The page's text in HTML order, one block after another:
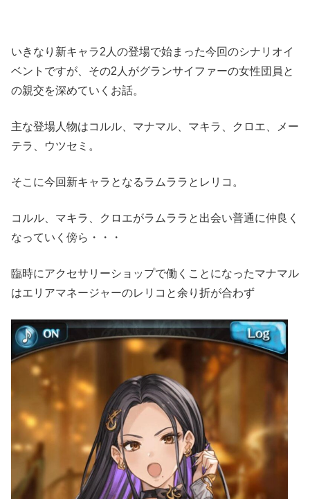
いきなり新キャラ2人の登場で始まった今回のシナリオイ
ベントですが、その2人がグランサイファーの女性団員と
の親交を深めていくお話。
主な登場人物はコルル、マナマル、マキラ、クロエ、メー
テラ、ウツセミ。
そこに今回新キャラとなるラムララとレリコ。
コルル、マキラ、クロエがラムララと出会い普通に仲良く
なっていく傍ら・・・
臨時にアクセサリーショップで働くことになったマナマル
はエリアマネージャーのレリコと余り折が合わず